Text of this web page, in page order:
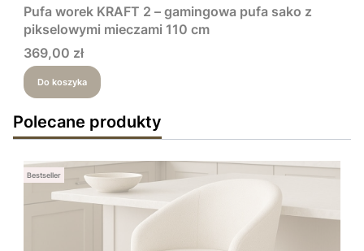
Pufa worek KRAFT 2 – gamingowa pufa sako z
pikselowymi mieczami 110 cm
Cena
369,00 zł
Do koszyka
Polecane produkty
Bestseller